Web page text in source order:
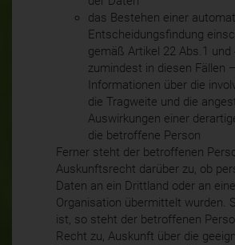
das Bestehen einer
Entscheidungsfindung
gemäß Artikel 22 Abs.1 und
zumindest in diesen Fällen
Informationen über die
die Tragweite und die
Auswirkungen einer
die betroffene Person
Ferner steht der betroffenen
Auskunftsrecht darüber zu, ob
Daten an ein Drittland oder an
Organisation übermittelt wurden.
ist, so steht der betroffenen
Recht zu, Auskunft über die